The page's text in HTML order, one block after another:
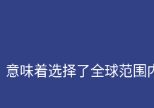
味着选择了全球范围